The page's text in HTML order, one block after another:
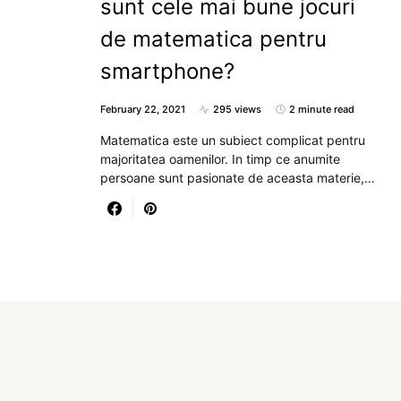
sunt cele mai bune jocuri
de matematica pentru
smartphone?
February 22, 2021 295 views 2 minute read
Matematica este un subiect complicat pentru
majoritatea oamenilor. In timp ce anumite
persoane sunt pasionate de aceasta materie,…